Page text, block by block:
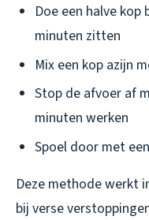
Doe een halve
minuten zitten
Mix een kop azijn
Stop de afvoer af
minuten werken
Spoel door met
Deze methode werkt
bij verse